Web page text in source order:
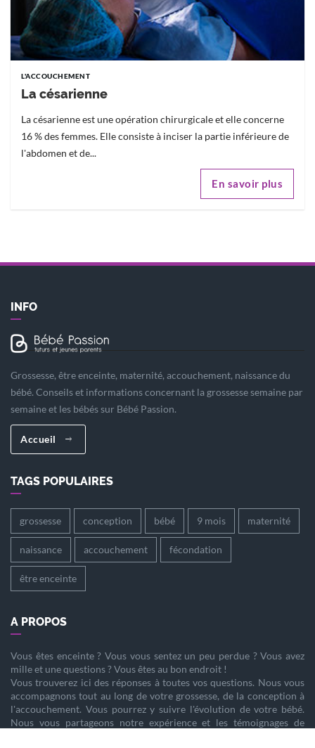
L'ACCOUCHEMENT
La césarienne
La césarienne est une opération chirurgicale et elle concerne
16 % des femmes. Elle consiste à inciser la partie inférieure de
l'abdomen et de...
En savoir plus
INFO
Grossesse, être enceinte, maternité, accouchement, naissance du
bébé. Conseils et informations concernant la grossesse semaine par
semaine et les bébés sur Bébé Passion.
Accueil
TAGS POPULAIRES
grossesse conception bébé 9 mois maternité
naissance accouchement fécondation
être enceinte
A PROPOS
Vous êtes enceinte? Vous vous sentez un peu perdue ? Vous avez
mille et une questions ? Vous êtes au bon endroit !
Vous trouverez ici des réponses à toutes vos questions. Nous vous
accompagnons tout au long de votre grossesse, de la conception à
l'accouchement. Vous pourrez y suivre l'évolution de votre bébé.
Nous vous partageons notre expérience et les témoignages de